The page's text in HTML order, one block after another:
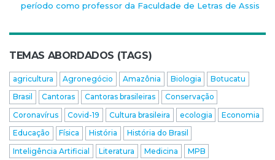
período como professor da Faculdade de Letras de Assis
TEMAS ABORDADOS (TAGS)
agricultura Agronegócio Amazônia Biologia
Botucatu
Brasil
Cantoras Cantoras brasileiras
Conservação
Coronavírus
Covid-19 Cultura brasileira ecologia
Economia
Educação
Física História
História do Brasil
Inteligência Artificial
Literatura Medicina
MPB